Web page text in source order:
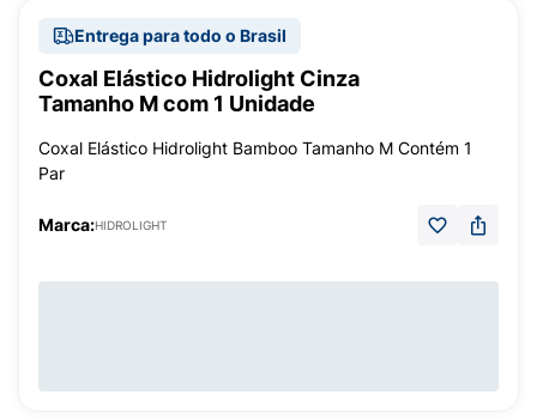
Entrega para todo o Brasil
Coxal Elástico Hidrolight Cinza
Tamanho M com 1 Unidade
Coxal Elástico Hidrolight Bamboo Tamanho M Contém 1
Par
Marca:HIDROLIGHT